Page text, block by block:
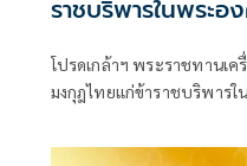
ราชบริพารในพระอ
โปรดเกล้าฯ พระราชทานเ
มงกุฎไทยแก่ข้าราชบริพารใ